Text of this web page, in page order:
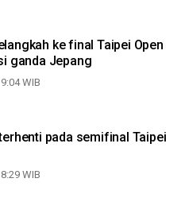
ke final Taipei Open
ganda Jepang
WIB
pada semifinal Taipei
WIB